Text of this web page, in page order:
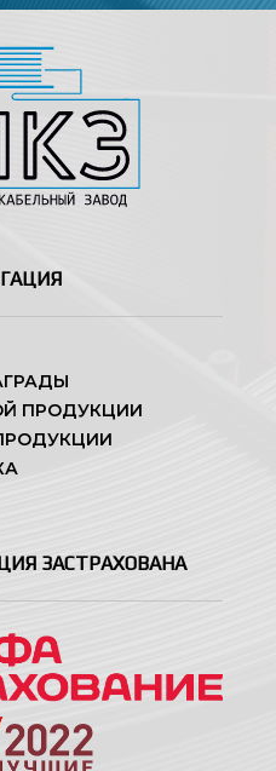
ПРОДУКЦИИ
ЗАСТРАХОВАНА